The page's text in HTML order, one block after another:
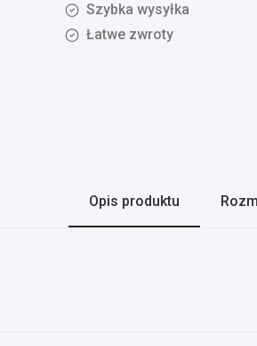
Szybka wysyłka
Łatwe zwroty
Opis produktu